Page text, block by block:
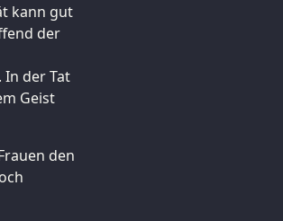
kann gut
der
In der Tat
Geist
den